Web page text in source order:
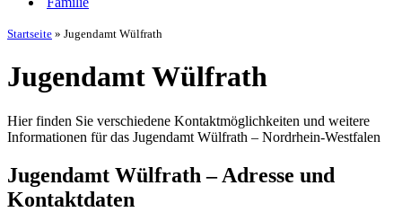
Startseite » Jugendamt Wülfrath
Jugendamt Wülfrath
Hier finden Sie verschiedene Kontaktmöglichkeiten und weitere
Informationen für das Jugendamt Wülfrath – Nordrhein-Westfalen
Jugendamt Wülfrath – Adresse und
Kontaktdaten